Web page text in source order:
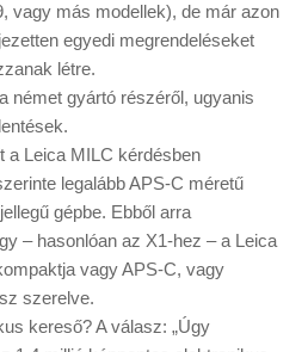
vagy más modellek), de már azon
egyedi megrendeléseket
létre.
német gyártó részéről, ugyanis
a Leica MILC kérdésben
legalább APS-C méretű
gépbe. Ebből arra
– hasonlóan az X1-hez – a Leica
vagy APS-C, vagy
szerelve.
kereső? A válasz: „Úgy